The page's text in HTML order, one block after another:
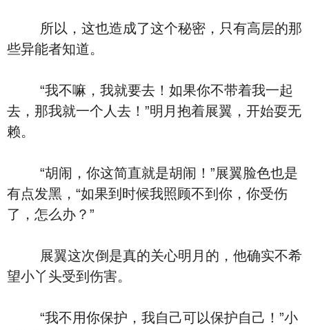
所以，这也造成了这个秘密，只有高层的那
些异能者知道。
“我不嘛，我就要去！如果你不带着我一起
去，那我就一个人去！”明月抱着展翼，开始耍无
赖。
“胡闹，你这简直就是胡闹！”展翼脸色也是
有点发黑，“如果到时候我照顾不到你，你受伤
了，怎么办？”
展翼这次倒是真的关心明月的，他确实不希
望小丫头受到伤害。
“我不用你保护，我自己可以保护自己！”小